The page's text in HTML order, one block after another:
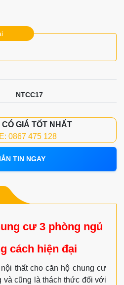
NTCC17
GIÁ TỐT NHẤT
0867 475 128
TIN NGAY
cư 3 phòng ngủ
cách hiện đại
thất cho căn hộ chung cư
và cũng là thách thức đối với